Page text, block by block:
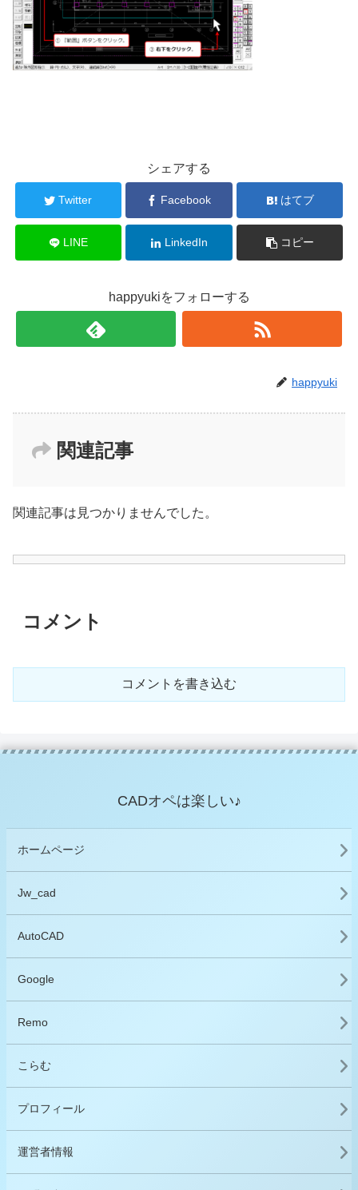
シェアする
Twitter Facebook はてブ
LINE LinkedIn コピー
happyukiをフォローする
happyuki
関連記事
関連記事は見つかりませんでした。
コメント
コメントを書き込む
CADオペは楽しい♪
ホームページ
Jw_cad
AutoCAD
Google
Remo
こらむ
プロフィール
運営者情報